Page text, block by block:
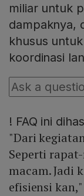
miliar untuk
dampaknya,
khusus
koordinasi
! FAQ ini
"Dari
Seperti
macam. Jadi
efisiensi